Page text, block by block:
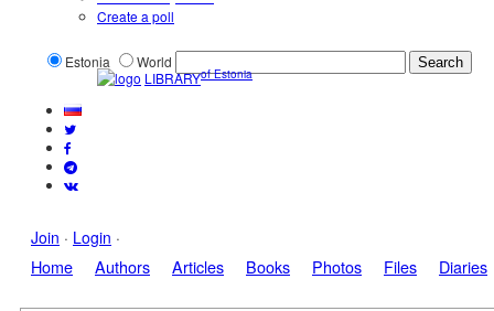
Create a poll
Estonia
World
LIBRARYof Estonia
Join · Login ·
Home Authors Articles Books Photos Files Diaries